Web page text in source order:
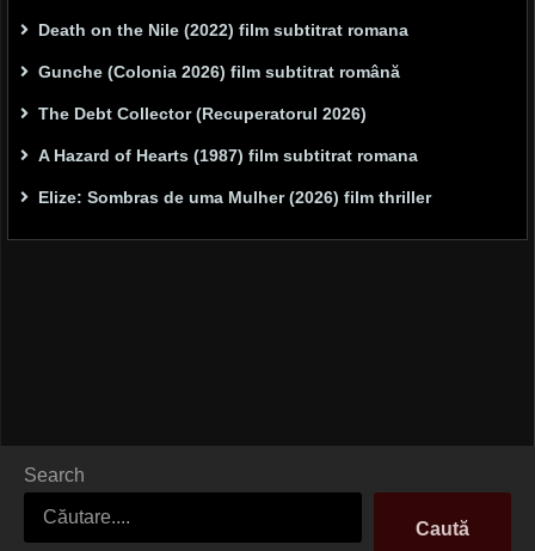
Death on the Nile (2022) film subtitrat romana
Gunche (Colonia 2026) film subtitrat română
The Debt Collector (Recuperatorul 2026)
A Hazard of Hearts (1987) film subtitrat romana
Elize: Sombras de uma Mulher (2026) film thriller
Search
Caută